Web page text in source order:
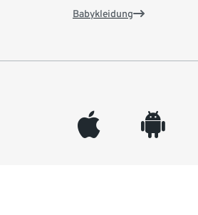
Babykleidung
appleinc android